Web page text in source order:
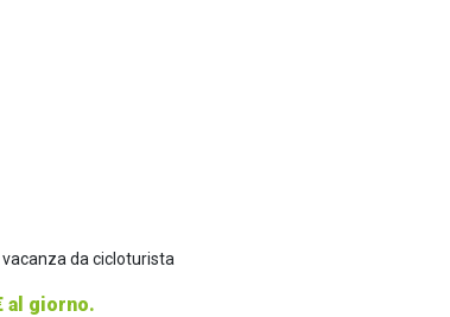
da cicloturista
al giorno.